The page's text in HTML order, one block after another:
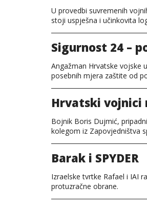
U provedbi suvremenih
stoji uspješna i učinkovita
Sigurnost 24 –
Angažman Hrvatske vojske
posebnih mjera zaštite od
Hrvatski vojnici
Bojnik Boris Dujmić,
kolegom iz Zapovjedništva
Barak i SPYDER
Izraelske tvrtke Rafael i IAI
protuzračne obrane.